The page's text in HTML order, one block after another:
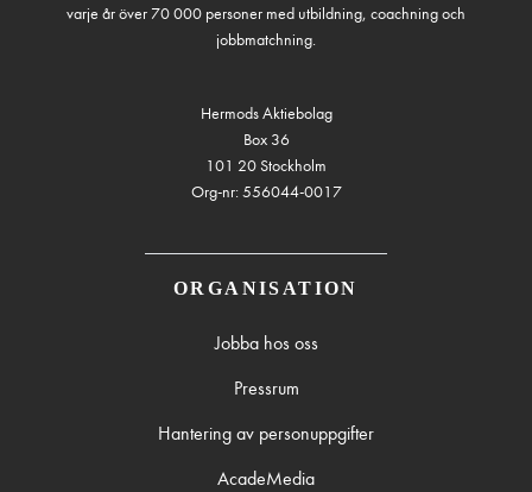
varje år över 70 000 personer med utbildning, coachning och
jobbmatchning.
Hermods Aktiebolag
Box 36
101 20 Stockholm
Org-nr: 556044-0017
ORGANISATION
Jobba hos oss
Pressrum
Hantering av personuppgifter
AcadeMedia